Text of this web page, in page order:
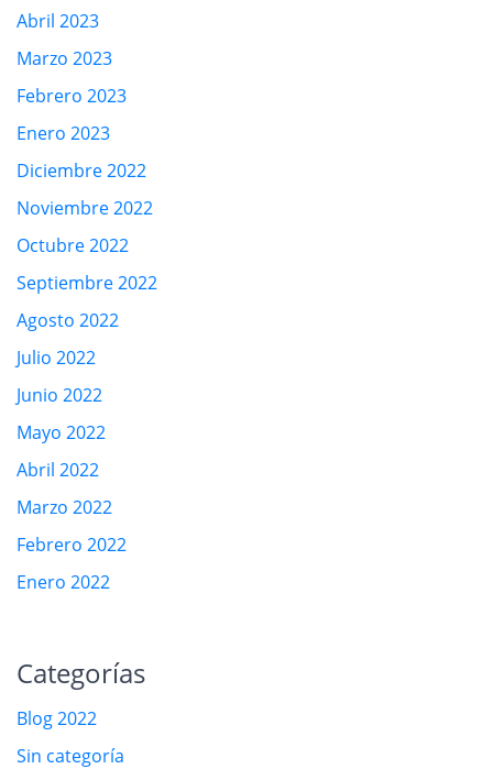
Abril 2023
Marzo 2023
Febrero 2023
Enero 2023
Diciembre 2022
Noviembre 2022
Octubre 2022
Septiembre 2022
Agosto 2022
Julio 2022
Junio 2022
Mayo 2022
Abril 2022
Marzo 2022
Febrero 2022
Enero 2022
Categorías
Blog 2022
Sin categoría